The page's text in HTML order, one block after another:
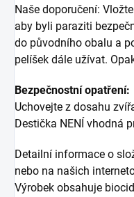
Naše doporučení:
aby byli paraziti
do původního obalu a
pelíšek dále užívat.
Bezpečnostní opatření:
Uchovejte z dosahu
Destička NENÍ vhodná
Detailní informace o
nebo na našich
Výrobek obsahuje